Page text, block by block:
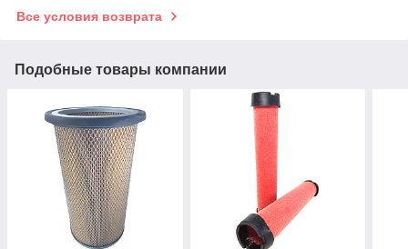
Все условия возврата
Подобные товары компании